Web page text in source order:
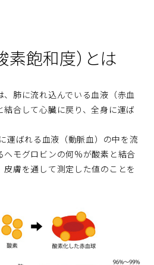
素飽和度）とは
肺に流れ込んでいる血液（赤血
合して心臓に戻り、全身に運ば
運ばれる血液（動脈血）の中を流
ヘモグロビンの何%が酸素と結合
皮膚を通して測定した値のことを